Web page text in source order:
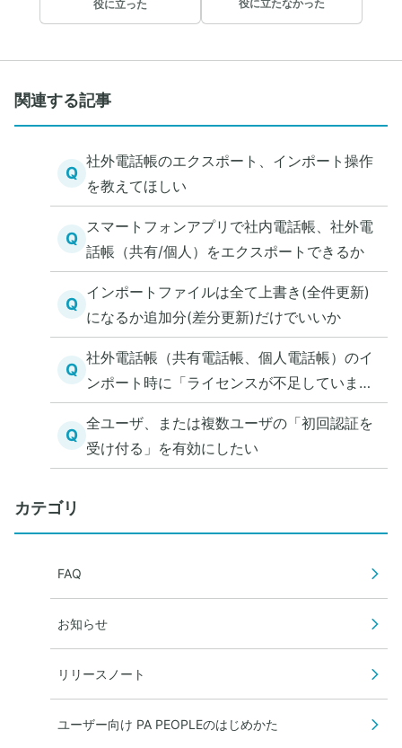
役に立った 役に立たなかった
関連する記事
Q
社外電話帳のエクスポート、インポート操作
を教えてほしい
Q
スマートフォンアプリで社内電話帳、社外電
話帳（共有/個人）をエクスポートできるか
Q
インポートファイルは全て上書き(全件更新)
になるか追加分(差分更新)だけでいいか
Q
社外電話帳（共有電話帳、個人電話帳）のイ
ンポート時に「ライセンスが不足していま
す。」と表示された
Q
全ユーザ、または複数ユーザの「初回認証を
受け付る」を有効にしたい
カテゴリ
FAQ
お知らせ
リリースノート
ユーザー向け PA PEOPLEのはじめかた